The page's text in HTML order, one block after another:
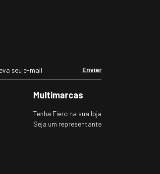
Enviar
Multimarcas
Tenha Fiero na sua loja
Seja um representante